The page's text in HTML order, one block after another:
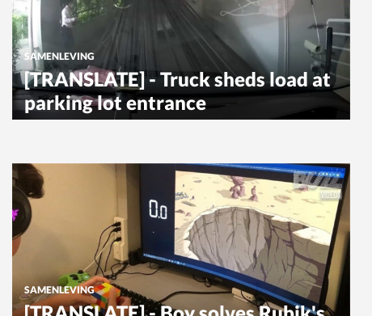
SAMENLEVING
[TRANSLATE] - Truck sheds load at
parking lot entrance
SAMENLEVING